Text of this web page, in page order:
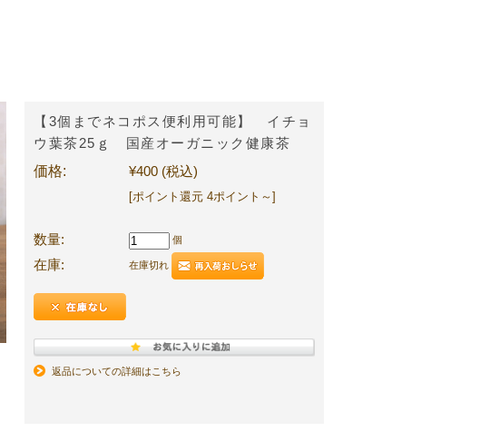
【3個までネコポス便利用可能】 イチョ
ウ葉茶25ｇ 国産オーガニック健康茶
価格:
¥400 (税込)
[ポイント還元 4ポイント～]
数量: 個
在庫: 在庫切れ
返品についての詳細はこちら